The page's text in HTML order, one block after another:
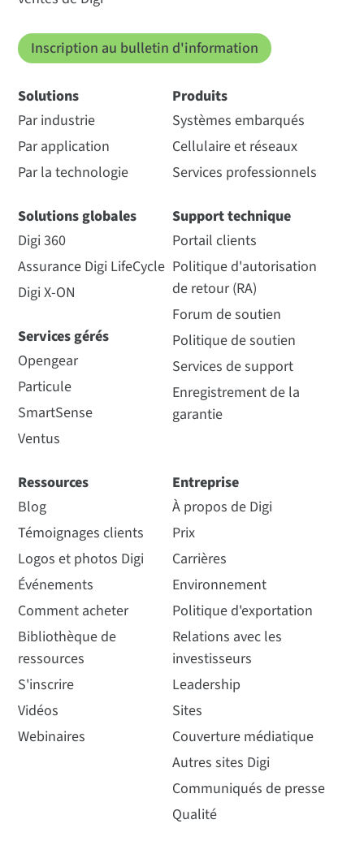
Inscription au bulletin d'information
Solutions
Par industrie
Par application
Par la technologie
Solutions globales
Digi 360
Assurance Digi LifeCycle
Digi X-ON
Services gérés
Opengear
Particule
SmartSense
Ventus
Produits
Systèmes embarqués
Cellulaire et réseaux
Services professionnels
Support technique
Portail clients
Politique d'autorisation
de retour (RA)
Forum de soutien
Politique de soutien
Services de support
Enregistrement de la
garantie
Ressources
Blog
Témoignages clients
Logos et photos Digi
Événements
Comment acheter
Bibliothèque de
ressources
S'inscrire
Vidéos
Webinaires
Entreprise
À propos de Digi
Prix
Carrières
Environnement
Politique d'exportation
Relations avec les
investisseurs
Leadership
Sites
Couverture médiatique
Autres sites Digi
Communiqués de presse
Qualité